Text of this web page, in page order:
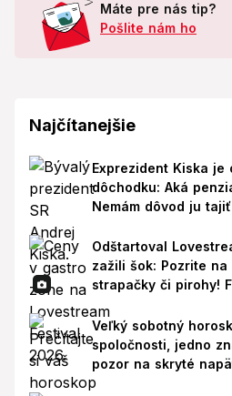
Máte pre nás tip?
Pošlite nám ho
Najčítanejšie
Exprezident Kiska je
dôchodku: Aká
Nemám dôvod ju tajiť
Odštartoval
zažili šok: Pozrite na
strapačky či pirohy!
Veľký sobotný
spoločnosti, jedno
pozor na skryté